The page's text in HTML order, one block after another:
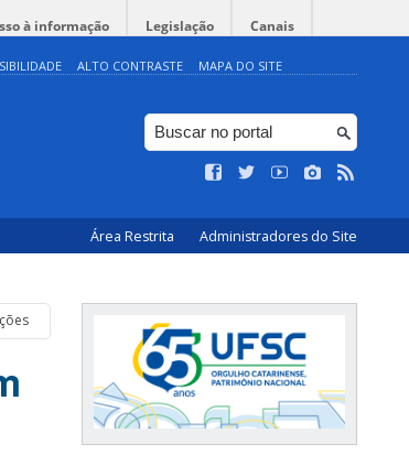
à informação Legislação Canais
ALTO CONTRASTE MAPA DO SITE
Área Restrita Administradores do Site